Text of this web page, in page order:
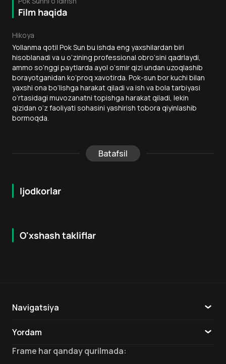
Film haqida
Hikoya
Yollanma qotil Pok Sun bu ishda eng yaxshilardan biri
hisoblanadi va u o‘zining professional obro‘sini qadrlaydi,
ammo so‘nggi paytlarda ayol o‘smir qizi undan uzoqlashib
borayotganidan ko‘proq xavotirda. Pok-sun bor kuchi bilan
yaxshi ona bo‘lishga harakat qiladi va ish va bola tarbiyasi
o‘rtasidagi muvozanatni topishga harakat qiladi, lekin
qizidan o‘z faoliyati sohasini yashirish tobora qiyinlashib
bormoqda.
Batafsil
Ijodkorlar
O'xshash takliflar
18 + 5.7
Navigatsiya
Yordam
Aloqa
Frame har qanday qurilmada: